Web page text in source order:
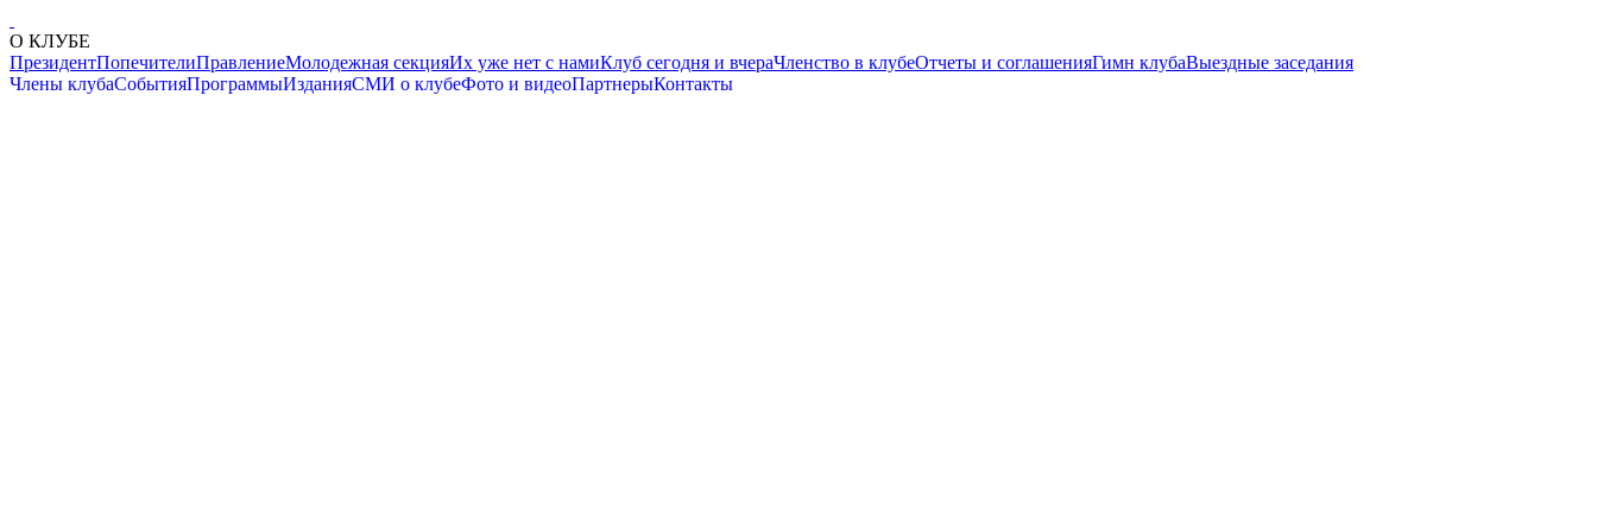
О КЛУБЕ
ПрезидентПопечителиПравлениеМолодежная секцияИх уже нет с намиКлуб сегодня и вчераЧленство в клубеОтчеты и соглашенияГимн клубаВыездные заседания
Члены клубаСобытияПрограммыИзданияСМИ о клубеФото и видеоПартнерыКонтакты